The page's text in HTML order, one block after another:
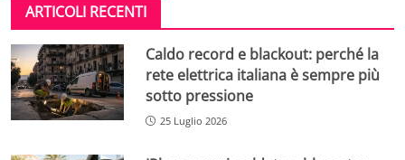
ARTICOLI RECENTI
Caldo record e blackout: perché la
rete elettrica italiana è sempre più
sotto pressione
25 Luglio 2026